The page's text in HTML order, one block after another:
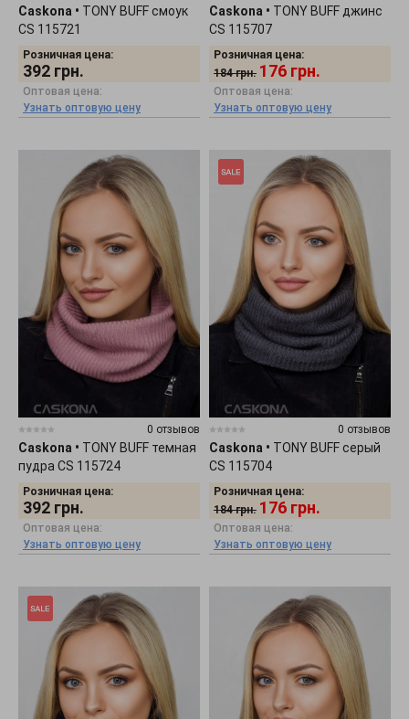
Caskona • TONY BUFF смоук
CS 115721
Розничная цена:
392 грн.
Оптовая цена:
Узнать оптовую цену
Caskona • TONY BUFF джинс
CS 115707
Розничная цена:
184 грн. 176 грн.
Оптовая цена:
Узнать оптовую цену
0 отзывов
Caskona • TONY BUFF темная
пудра CS 115724
Розничная цена:
392 грн.
Оптовая цена:
Узнать оптовую цену
0 отзывов
Caskona • TONY BUFF серый
CS 115704
Розничная цена:
184 грн. 176 грн.
Оптовая цена:
Узнать оптовую цену